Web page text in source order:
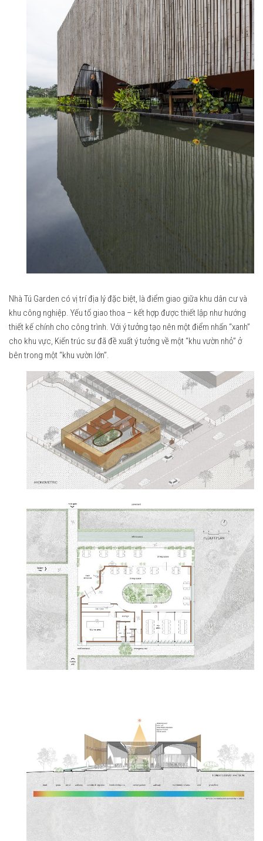
Ashui Awards Tour
Nhà Tú Garden có vị trí địa lý đặc biệt, là điểm giao giữa khu dân cư và
khu công nghiệp. Yếu tố giao thoa – kết hợp được thiết lập như hướng
thiết kế chính cho công trình. Với ý tưởng tạo nên một điểm nhấn “xanh”
cho khu vực, Kiến trúc sư đã đề xuất ý tưởng về một “khu vườn nhỏ” ở
bên trong một “khu vườn lớn”.